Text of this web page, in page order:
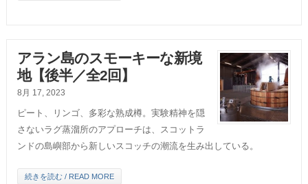
アラン島のスモーキーな新境
地【後半／全2回】
8月 17, 2023
ピート、リンゴ、多彩な熟成樽。実験精神を隠
さないラグ蒸溜所のアプローチは、スコットラ
ンドの島嶼部から新しいスコッチの潮流を生み出している。
続きを読む / READ MORE